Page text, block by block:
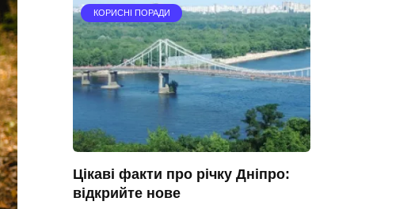
КОРИСНІ ПОРАДИ
Цікаві факти про річку Дніпро:
відкрийте нове